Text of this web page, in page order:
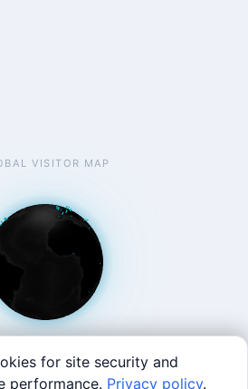
VISITOR MAP
for site security and
performance. Privacy policy.